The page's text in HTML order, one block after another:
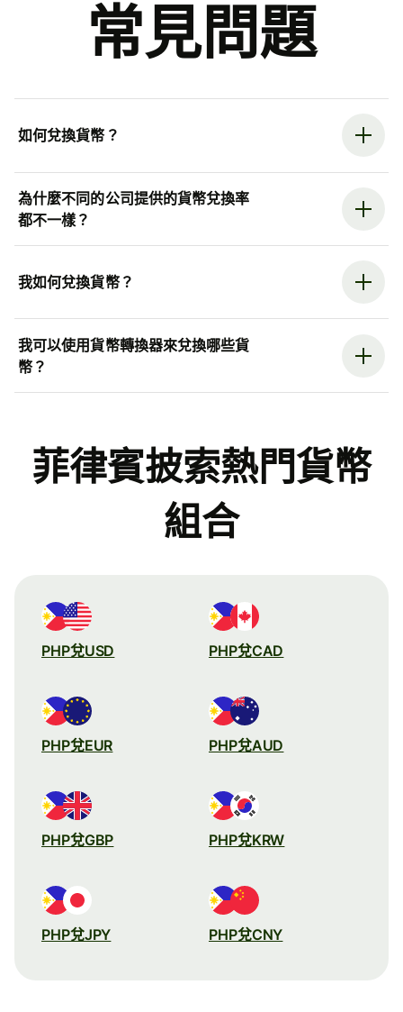
常見問題
如何兌換貨幣？
為什麼不同的公司提供的貨幣兌換率
都不一樣？
我如何兌換貨幣？
我可以使用貨幣轉換器來兌換哪些貨
幣？
菲律賓披索熱門貨幣
組合
PHP兌USD PHP兌CAD
PHP兌EUR PHP兌AUD
PHP兌GBP PHP兌KRW
PHP兌JPY PHP兌CNY